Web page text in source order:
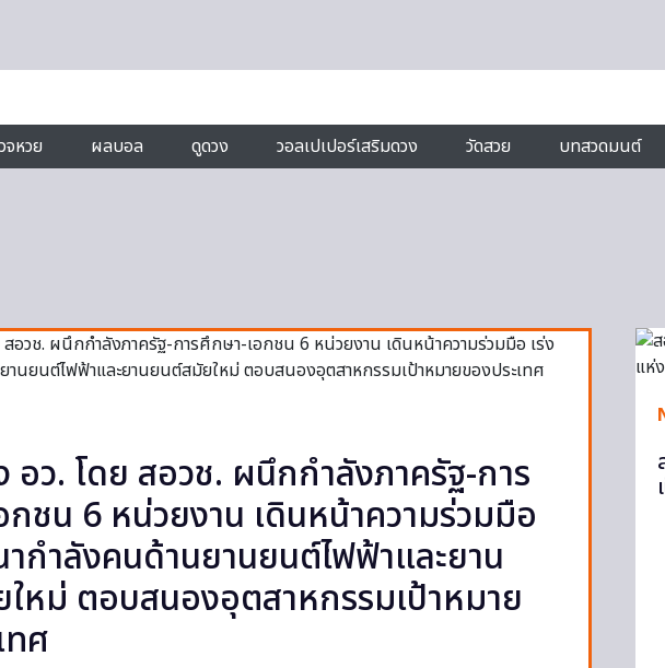
จหวย ผลบอล ดูดวง วอลเปเปอร์เสริมดวง วัดสวย บทสวดมนต์
อว. โดย สอวช. ผนึกกำลังภาครัฐ-การ
กชน 6 หน่วยงาน เดินหน้าความร่วมมือ
กำลังคนด้านยานยนต์ไฟฟ้าและยาน
หม่ ตอบสนองอุตสาหกรรมเป้าหมาย
ทศ